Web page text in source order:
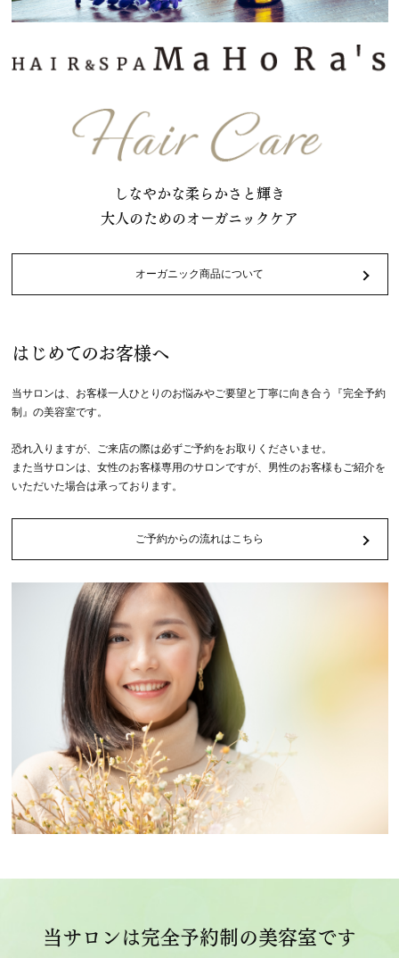
しなやかな柔らかさと輝き
大人のためのオーガニックケア
オーガニック商品について
はじめてのお客様へ
当サロンは、お客様一人ひとりのお悩みやご要望と丁寧に向き合う『完全予約
制』の美容室です。
恐れ入りますが、ご来店の際は必ずご予約をお取りくださいませ。
また当サロンは、女性のお客様専用のサロンですが、男性のお客様もご紹介を
いただいた場合は承っております。
ご予約からの流れはこちら
当サロンは完全予約制の美容室です